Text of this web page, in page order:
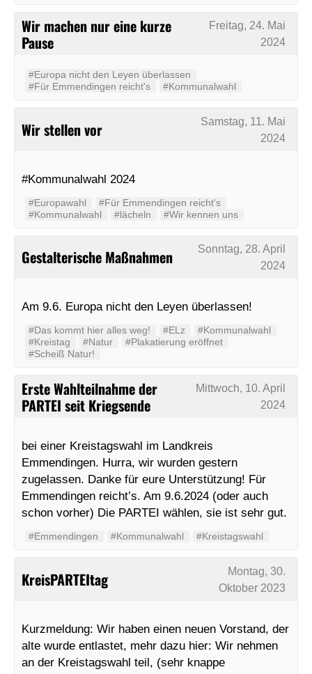
Wir machen nur eine kurze
Pause
Freitag, 24. Mai
2024
#Europa nicht den Leyen überlassen
#Für Emmendingen reicht's
#Kommunalwahl
Wir stellen vor
Samstag, 11. Mai
2024
#Kommunalwahl 2024
#Europawahl
#Für Emmendingen reicht's
#Kommunalwahl
#lächeln #Wir kennen uns
Gestalterische Maßnahmen
Sonntag, 28. April
2024
Am 9.6. Europa nicht den Leyen überlassen!
#Das kommt hier alles weg! #ELz
#Kommunalwahl
#Kreistag
#Natur
#Plakatierung eröffnet
#Scheiß Natur!
Erste Wahlteilnahme der
PARTEI seit Kriegsende
Mittwoch, 10. April
2024
bei einer Kreistagswahl im Landkreis
Emmendingen. Hurra, wir wurden gestern
zugelassen. Danke für eure Unterstützung! Für
Emmendingen reicht’s. Am 9.6.2024 (oder auch
schon vorher) Die PARTEI wählen, sie ist sehr gut.
#Emmendingen #Kommunalwahl #Kreistagswahl
KreisPARTEItag
Montag, 30.
Oktober 2023
Kurzmeldung: Wir haben einen neuen Vorstand, der
alte wurde entlastet, mehr dazu hier: Wir nehmen
an der Kreistagswahl teil, (sehr knappe